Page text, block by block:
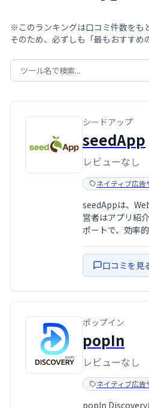
※このランキングは口コミ件数をも
そのため、必ずしも「最もおすすめ
シードアップ
seedApp
レビューなし
ネイティブ広告
seedAppは、
営者はアプリ紹
ポートで、効率
口コミを見
ポップイン
popIn
レビューなし
ネイティブ広告
popIn Discovery